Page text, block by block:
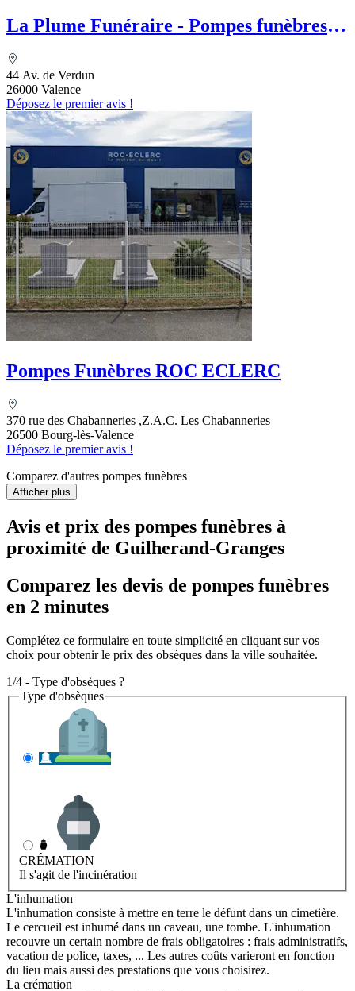
La Plume Funéraire - Pompes funèbres
44 Av. de Verdun
26000 Valence
Déposez le premier avis !
Pompes Funèbres ROC ECLERC
370 rue des Chabanneries ,Z.A.C. Les Chabanneries
26500 Bourg-lès-Valence
Déposez le premier avis !
Comparez d'autres pompes funèbres
Afficher plus
Avis et prix des pompes funèbres à
proximité de Guilherand-Granges
Comparez les devis de pompes funèbres
en 2 minutes
Complétez ce formulaire en toute simplicité en cliquant sur vos
choix pour obtenir le prix des obsèques dans la ville souhaitée.
1/4 - Type d'obsèques ?
Type d'obsèques
CRÉMATION
Il s'agit de l'incinération
L'inhumation
L'inhumation consiste à mettre en terre le défunt dans un cimetière.
Le cercueil est inhumé dans un caveau, une tombe. L'inhumation
recouvre un certain nombre de frais obligatoires : frais administratifs,
vacation de police, taxes, ... Les autres coûts varieront en fonction
du lieu mais aussi des prestations que vous choisirez.
La crémation